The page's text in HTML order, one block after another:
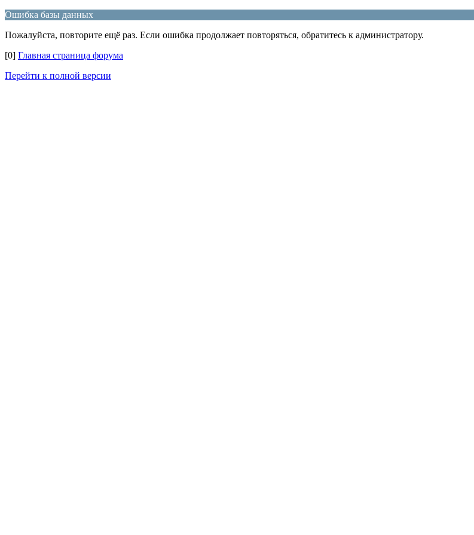
Ошибка базы данных
Пожалуйста, повторите ещё раз. Если ошибка продолжает повторяться, обратитесь к администратору.
[0] Главная страница форума
Перейти к полной версии